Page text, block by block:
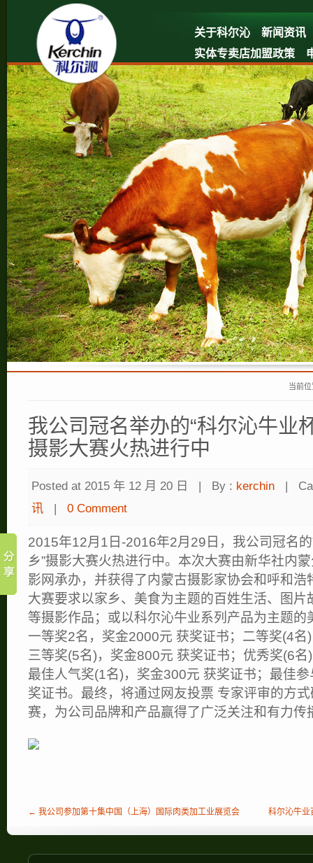
关于科尔沁
新闻资讯
实体专卖店加盟政策
当前
我公司冠名举办的“科尔沁牛业
摄影大赛火热进行中
Posted at 2015 年 12 月 20 日 | By : kerchin |
讯
| 0 Comment
2015年12月1日-2016年2月29日，我公司冠名
乡”摄影大赛火热进行中。本次大赛由新华社内
影网承办，并获得了内蒙古摄影家协会和呼和
大赛要求以家乡、美食为主题的百姓生活、图
等摄影作品；或以科尔沁牛业系列产品为主题
一等奖2名，奖金2000元 获奖证书；二等奖(4
三等奖(5名)，奖金800元 获奖证书；优秀奖(6
最佳人气奖(1名)，奖金300元 获奖证书；最佳
奖证书。最终，将通过网友投票 专家评审的方
赛，为公司品牌和产品赢得了广泛关注和有力传
← 我公司参加第十集中国（上海）国际肉类加工业展览会 科尔沁牛